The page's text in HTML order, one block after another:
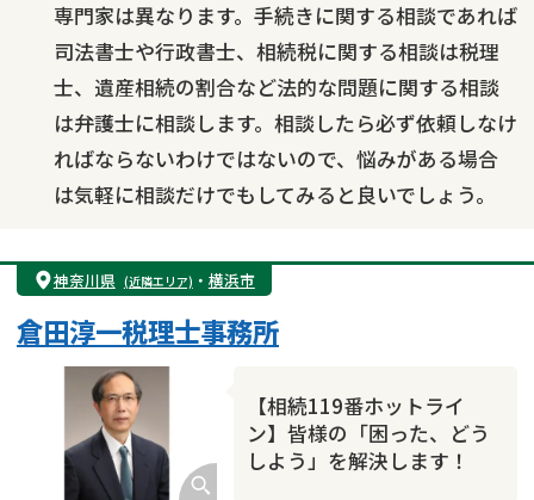
相続トラブル
専門家は異なります。手続きに関する相談であれば
司法書士や行政書士、相続税に関する相談は税理
士、遺産相続の割合など法的な問題に関する相談
は弁護士に相談します。相談したら必ず依頼しなけ
ればならないわけではないので、悩みがある場合
は気軽に相談だけでもしてみると良いでしょう。
神奈川県 (近隣エリア) ・ 横浜市
【相続119番ホットライ
ン】皆様の「困った、どう
しよう」を解決します！
倉田淳一税理士事務所